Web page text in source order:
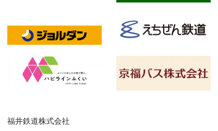
福井鉄道株式会社